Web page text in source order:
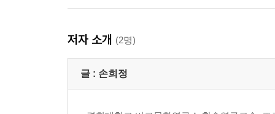
저자 소개 (2명)
글 : 손희정